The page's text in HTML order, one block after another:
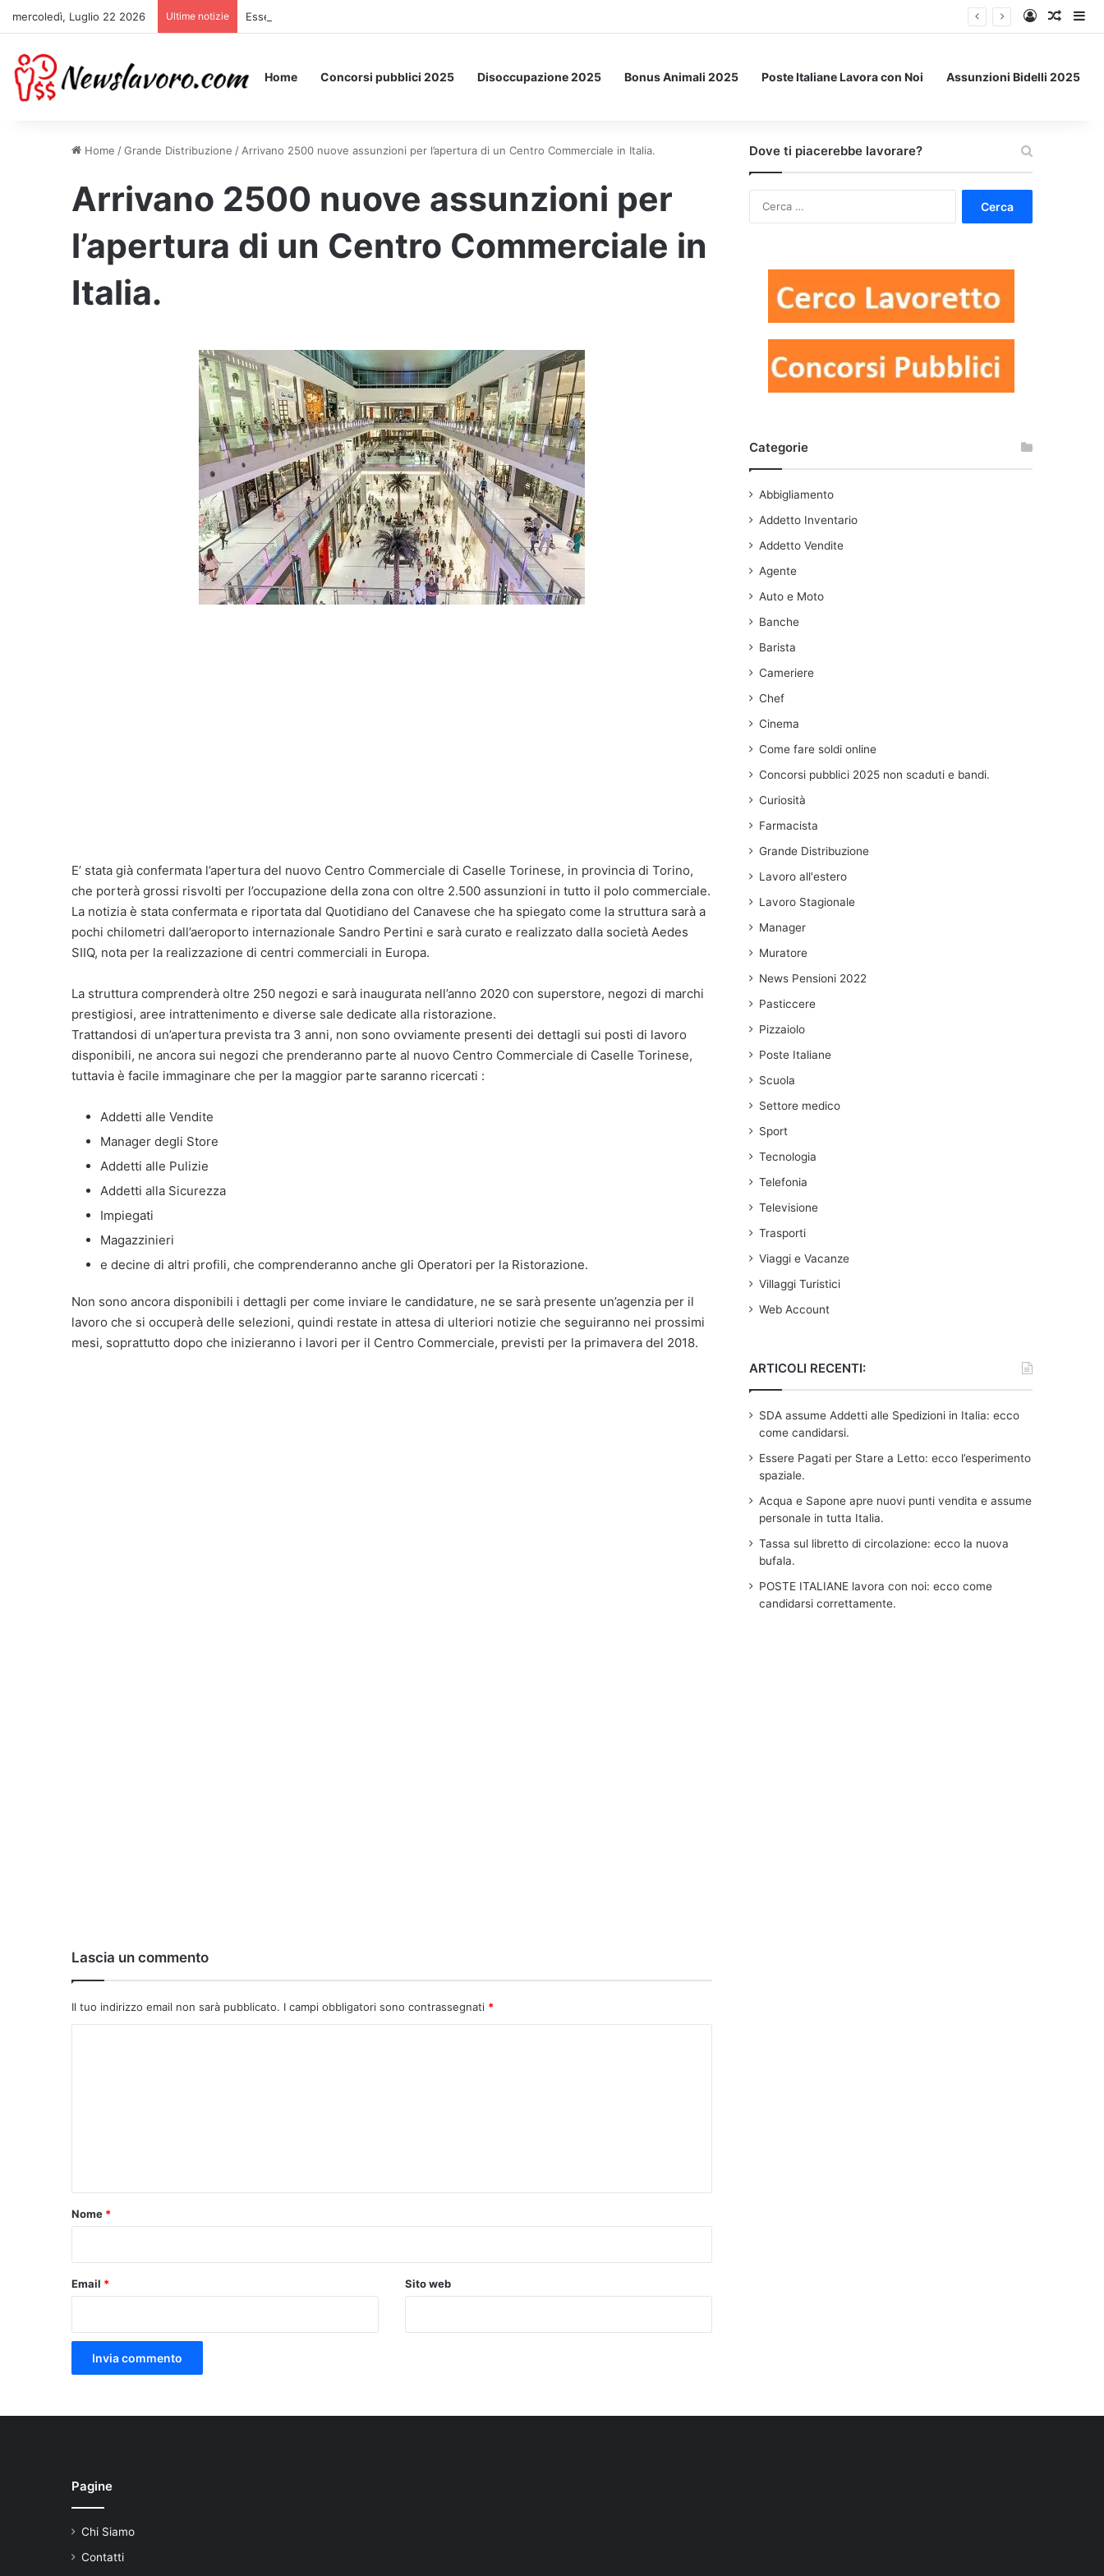
mercoledì, Luglio 22 2026 Ultime notizie Essere Pagati per Stare a Letto: ecco l’esperimento spaziale. Accedi
Un
Home Concorsi pubblici 2025 Disoccupazione 2025 Bonus Animali 2025 Poste Italiane Lavora con Noi Assunzioni Bidelli 2025
Home /Grande Distribuzione / Arrivano 2500 nuove assunzioni per l’apertura di un Centro Commerciale in Italia.
Arrivano 2500 nuove assunzioni per
l’apertura di un Centro Commerciale in
Italia.
E’ stata già confermata l’apertura del nuovo Centro Commerciale di Caselle Torinese, in provincia di Torino,
che porterà grossi risvolti per l’occupazione della zona con oltre 2.500 assunzioni in tutto il polo commerciale.
La notizia è stata confermata e riportata dal Quotidiano del Canavese che ha spiegato come la struttura sarà a
pochi chilometri dall’aeroporto internazionale Sandro Pertini e sarà curato e realizzato dalla società Aedes
SIIQ, nota per la realizzazione di centri commerciali in Europa.
La struttura comprenderà oltre 250 negozi e sarà inaugurata nell’anno 2020 con superstore, negozi di marchi
prestigiosi, aree intrattenimento e diverse sale dedicate alla ristorazione.
Trattandosi di un’apertura prevista tra 3 anni, non sono ovviamente presenti dei dettagli sui posti di lavoro
disponibili, ne ancora sui negozi che prenderanno parte al nuovo Centro Commerciale di Caselle Torinese,
tuttavia è facile immaginare che per la maggior parte saranno ricercati :
Addetti alle Vendite
Manager degli Store
Addetti alle Pulizie
Addetti alla Sicurezza
Impiegati
Magazzinieri
e decine di altri profili, che comprenderanno anche gli Operatori per la Ristorazione.
Non sono ancora disponibili i dettagli per come inviare le candidature, ne se sarà presente un’agenzia per il
lavoro che si occuperà delle selezioni, quindi restate in attesa di ulteriori notizie che seguiranno nei prossimi
mesi, soprattutto dopo che inizieranno i lavori per il Centro Commerciale, previsti per la primavera del 2018.
Lascia un commento
Il tuo indirizzo email non sarà pubblicato. I campi obbligatori sono contrassegnati *
o
Nome *
Email * Sito web
Dove ti piacerebbe lavorare?
Categorie
Abbigliamento
Addetto Inventario
Addetto Vendite
Agente
Auto e Moto
Banche
Barista
Cameriere
Chef
Cinema
Come fare soldi online
Concorsi pubblici 2025 non scaduti e bandi.
Curiosità
Farmacista
Grande Distribuzione
Lavoro all'estero
Lavoro Stagionale
Manager
Muratore
News Pensioni 2022
Pasticcere
Pizzaiolo
Poste Italiane
Scuola
Settore medico
Sport
Tecnologia
Telefonia
Televisione
Trasporti
Viaggi e Vacanze
Villaggi Turistici
Web Account
ARTICOLI RECENTI:
SDA assume Addetti alle Spedizioni in Italia: ecco
come candidarsi.
Essere Pagati per Stare a Letto: ecco l’esperimento
spaziale.
Acqua e Sapone apre nuovi punti vendita e assume
personale in tutta Italia.
Tassa sul libretto di circolazione: ecco la nuova
bufala.
POSTE ITALIANE lavora con noi: ecco come
candidarsi correttamente.
Pagine
Chi Siamo
Contatti